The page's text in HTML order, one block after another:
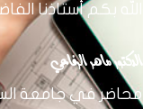
الله بكم أستاذنا
الدكتور ماهر الرفاعي
محاضر في جامعة